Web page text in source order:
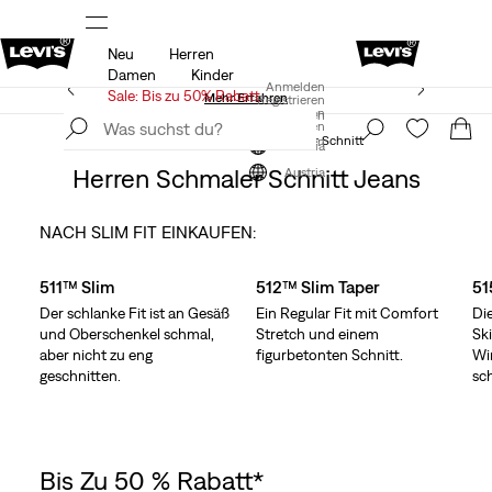
Sale: Bis zu 50% Rabatt + 10% extra*Mehr Erfahren
Anmelden
Registrieren
Einen Store Finden
Austria
Neu
Herren
Damen
Kinder
Sale: Bis zu 50% Rabatt
LEVI'S® APP. NUR DAS BESTE FÜR DICH.
Mehr Erfahren
Anmelden
Registrieren
Einen Store Finden
Austria
Schmaler Schnitt
Herren Schmaler Schnitt Jeans
NACH SLIM FIT EINKAUFEN:
511™ Slim
Der schlanke Fit ist an Gesäß
und Oberschenkel schmal,
aber nicht zu eng
geschnitten.
512™ Slim Taper
Ein Regular Fit mit Comfort
Stretch und einem
figurbetonten Schnitt.
Bis Zu 50 % Rabatt*